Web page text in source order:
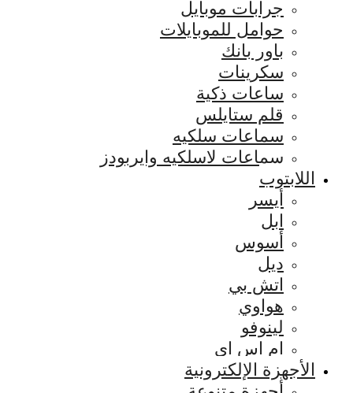
جرابات موبايل
حوامل للموبايلات
باور بانك
سكرينات
ساعات ذكية
قلم ستايلس
سماعات سلكيه
سماعات لاسلكيه وايربودز
اللابتوب
أيسر
ابل
أسوس
ديل
اتش بي
هواوي
لينوفو
ام اس اي
الأجهزة الإلكترونية